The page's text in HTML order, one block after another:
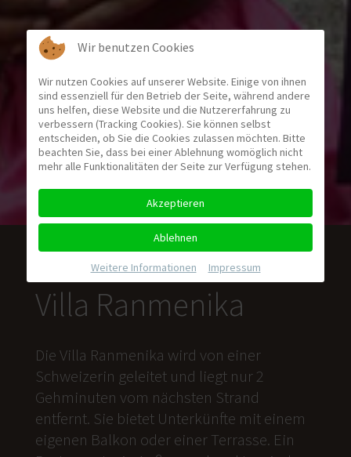
Villa Ranmenika
Die Villa Ranmenika wird von einer
Schweizerin geleitet und liegt nur 2
Gehminuten vom nächsten Strand
entfernt. Sie bietet Unterkünfte mit einem
eigenen Balkon oder einer Terrasse. Ein
Wir benutzen Cookies
Wir nutzen Cookies auf unserer Website. Einige von ihnen
sind essenziell für den Betrieb der Seite, während andere
uns helfen, diese Website und die Nutzererfahrung zu
verbessern (Tracking Cookies). Sie können selbst
entscheiden, ob Sie die Cookies zulassen möchten. Bitte
beachten Sie, dass bei einer Ablehnung womöglich nicht
mehr alle Funktionalitäten der Seite zur Verfügung stehen.
Akzeptieren
Ablehnen
Weitere Informationen Impressum